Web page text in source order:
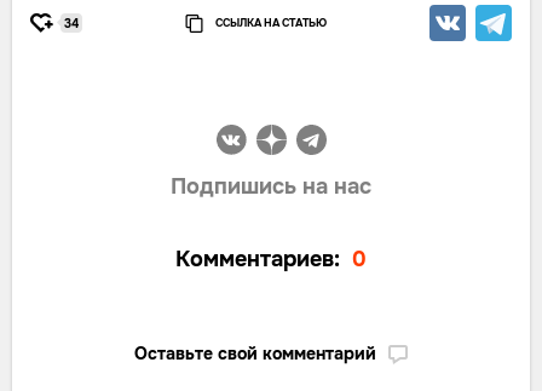
34 ССЫЛКА НА СТАТЬЮ
Подпишись на нас
Комментариев: 0
Оставьте свой комментарий